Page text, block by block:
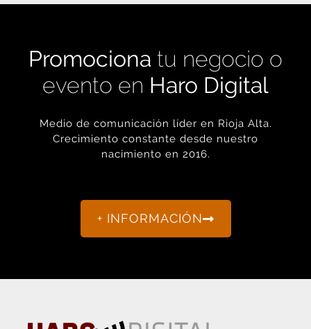
Promociona tu negocio o
evento en Haro Digital
Medio de comunicación líder en Rioja Alta.
Crecimiento constante desde nuestro
nacimiento en 2016.
+ INFORMACIÓN